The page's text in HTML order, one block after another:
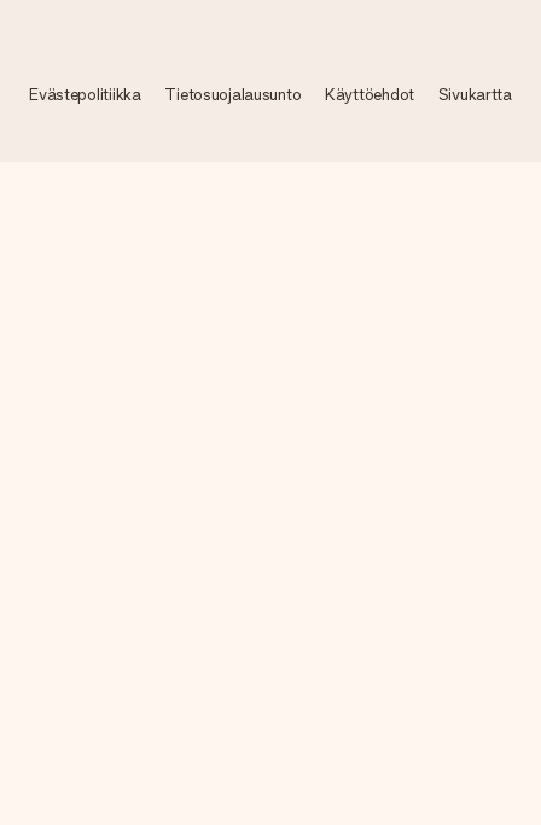
Evästepolitiikka Tietosuojalausunto Käyttöehdot Sivukartta